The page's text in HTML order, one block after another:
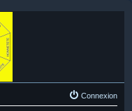
Connexion